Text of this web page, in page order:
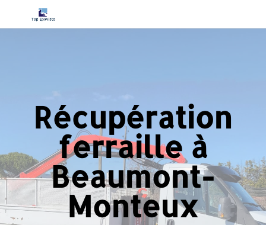
Récupération
ferraille à
Beaumont-
Monteux